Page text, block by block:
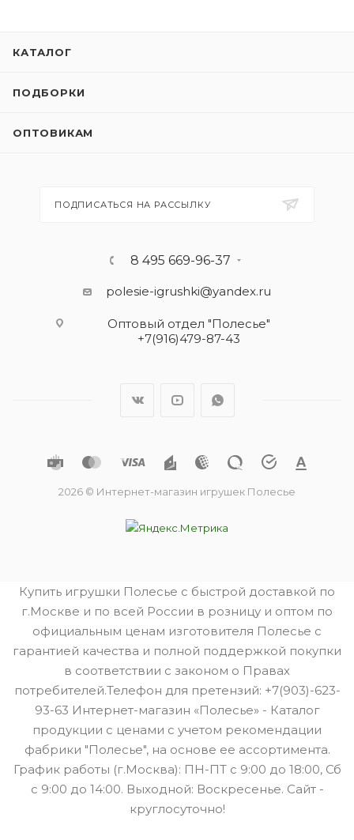
КАТАЛОГ
ПОДБОРКИ
ОПТОВИКАМ
ПОДПИСАТЬСЯ НА РАССЫЛКУ
8 495 669-96-37
polesie-igrushki@yandex.ru
Оптовый отдел "Полесье"
+7(916)479-87-43
2026 © Интернет-магазин игрушек Полесье
Купить игрушки Полесье с быстрой доставкой по
г.Москве и по всей России в розницу и оптом по
официальным ценам изготовителя Полесье с
гарантией качества и полной поддержкой покупки
в соответствии с законом о Правах
потребителей.Телефон для претензий: +7(903)-623-
93-63 Интернет-магазин «Полесье» - Каталог
продукции с ценами с учетом рекомендации
фабрики "Полесье", на основе ее ассортимента.
График работы (г.Москва): ПН-ПТ с 9:00 до 18:00, Сб
с 9:00 до 14:00. Выходной: Воскресенье. Сайт -
круглосуточно!